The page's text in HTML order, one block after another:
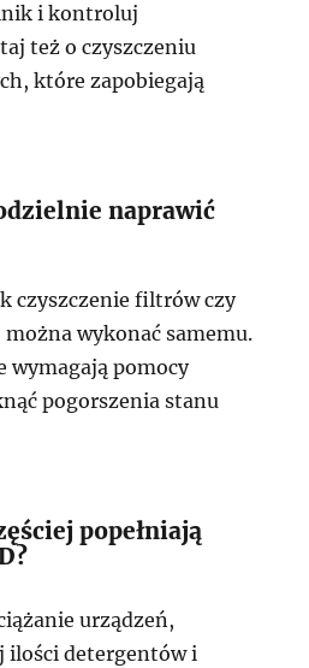
i kontroluj
też o czyszczeniu
które zapobiegają
naprawić
czyszczenie filtrów czy
wykonać samemu.
wymagają pomocy
pogorszenia stanu
popełniają
urządzeń,
ilości detergentów i